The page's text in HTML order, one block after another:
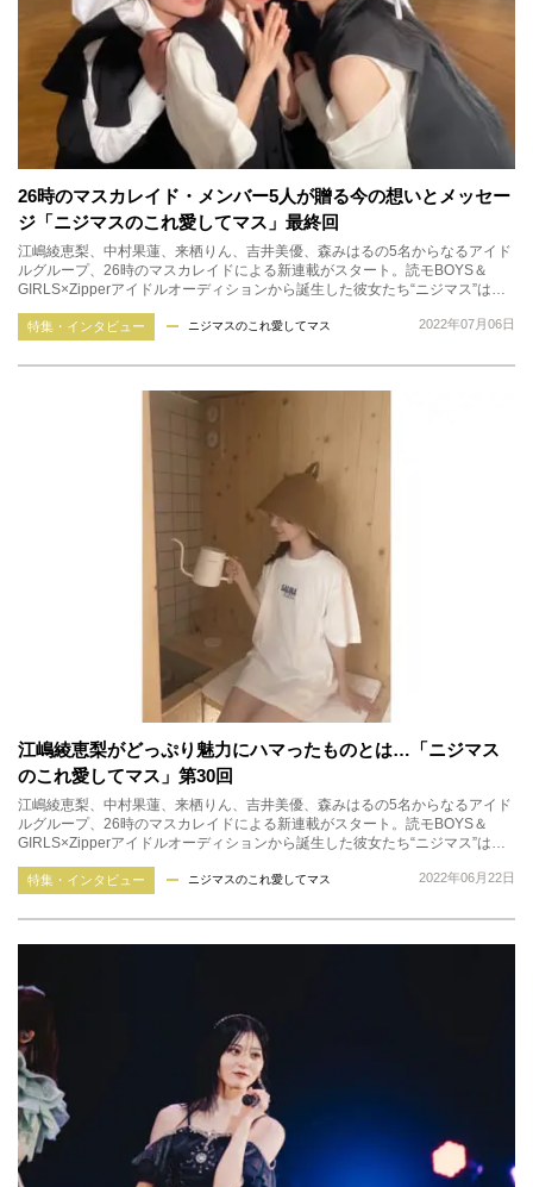
26時のマスカレイド・メンバー5人が贈る今の想いとメッセー
ジ「ニジマスのこれ愛してマス」最終回
江嶋綾恵梨、中村果蓮、来栖りん、吉井美優、森みはるの5名からなるアイド
ルグループ、26時のマスカレイドによる新連載がスタート。読モBOYS＆
GIRLS×Zipperアイドルオーディションから誕生した彼女たち“ニジマス”は…
2022年07月06日
特集・インタビュー ニジマスのこれ愛してマス
江嶋綾恵梨がどっぷり魅力にハマったものとは…「ニジマス
のこれ愛してマス」第30回
江嶋綾恵梨、中村果蓮、来栖りん、吉井美優、森みはるの5名からなるアイド
ルグループ、26時のマスカレイドによる新連載がスタート。読モBOYS＆
GIRLS×Zipperアイドルオーディションから誕生した彼女たち“ニジマス”は…
2022年06月22日
特集・インタビュー ニジマスのこれ愛してマス